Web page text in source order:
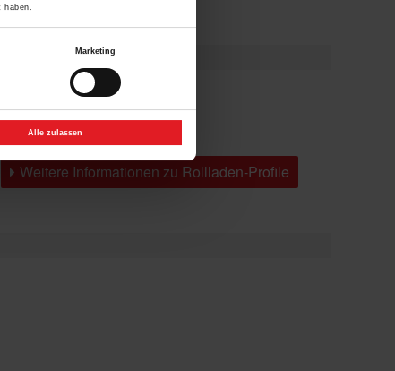
Marketing
Alle zulassen
Weitere Informationen zu Rollladen-Profile